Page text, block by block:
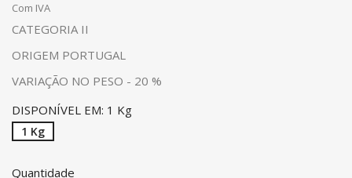
Com IVA
CATEGORIA II
ORIGEM PORTUGAL
VARIAÇÃO NO PESO - 20 %
DISPONÍVEL EM: 1 Kg
1 Kg
Quantidade